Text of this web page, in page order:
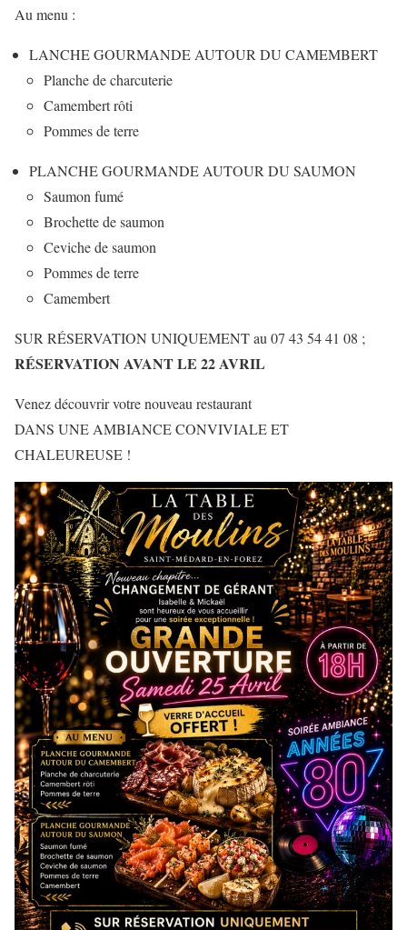
Au menu :
LANCHE GOURMANDE AUTOUR DU CAMEMBERT
Planche de charcuterie
Camembert rôti
Pommes de terre
PLANCHE GOURMANDE AUTOUR DU SAUMON
Saumon fumé
Brochette de saumon
Ceviche de saumon
Pommes de terre
Camembert
SUR RÉSERVATION UNIQUEMENT au 07 43 54 41 08 ;
RÉSERVATION AVANT LE 22 AVRIL
Venez découvrir votre nouveau restaurant
DANS UNE AMBIANCE CONVIVIALE ET
CHALEUREUSE !